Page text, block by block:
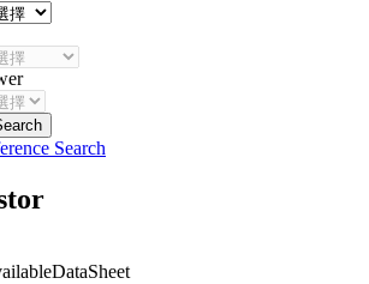
Search
DataSheet